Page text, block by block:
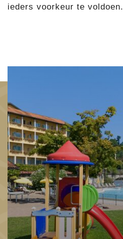
ieders voorkeur te voldoen.